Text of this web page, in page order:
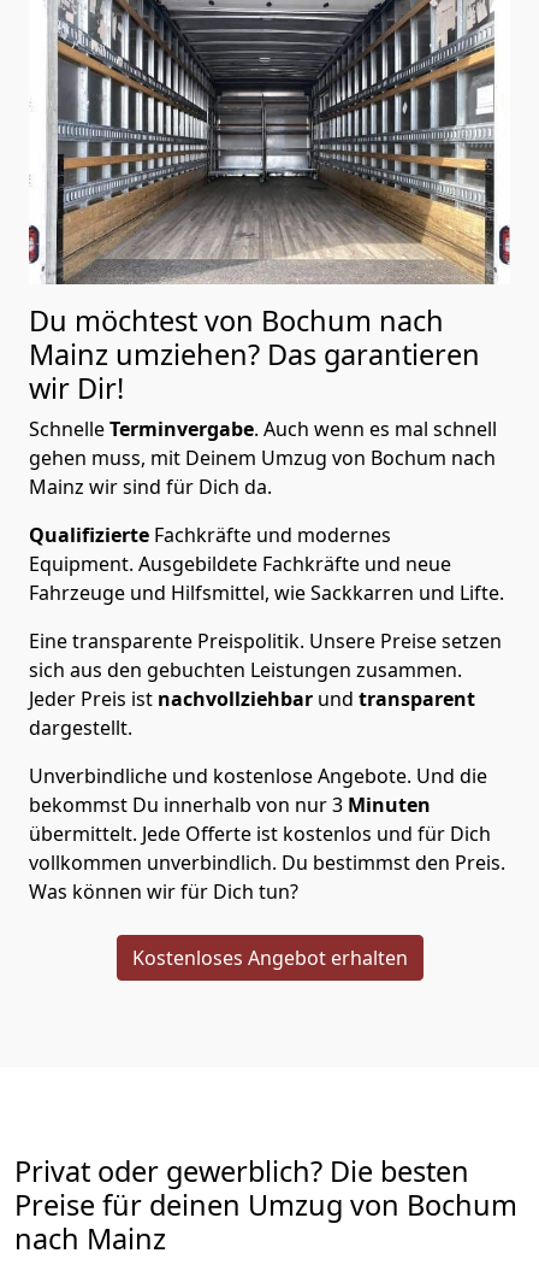
Du möchtest von Bochum nach
Mainz umziehen? Das garantieren
wir Dir!
SchnelleTerminvergabe. Auch wenn es mal schnell
gehen muss, mit Deinem Umzug von Bochum nach
Mainz wir sind für Dich da.
Qualifizierte Fachkräfte und modernes
Equipment. Ausgebildete Fachkräfte und neue
Fahrzeuge und Hilfsmittel, wie Sackkarren und Lifte.
Eine transparente Preispolitik. Unsere Preise setzen
sich aus den gebuchten Leistungen zusammen.
Jeder Preis ist nachvollziehbar und transparent
dargestellt.
Unverbindliche und kostenlose Angebote. Und die
bekommst Du innerhalb von nur3 Minuten
übermittelt. Jede Offerte ist kostenlos und für Dich
vollkommen unverbindlich. Du bestimmst den Preis.
Was können wir für Dich tun?
Kostenloses Angebot erhalten
Privat oder gewerblich? Die besten
Preise für deinen Umzug von Bochum
nach Mainz